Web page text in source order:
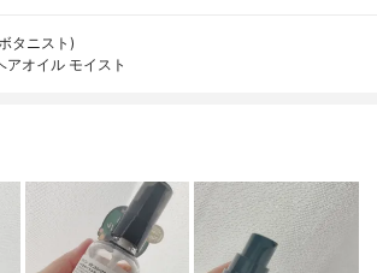
タニスト)
アオイル モイスト